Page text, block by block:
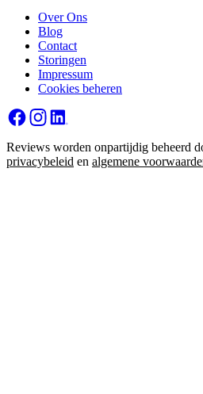
Over Ons
Blog
Contact
Storingen
Impressum
Cookies beheren
Reviews worden onpartijdig beheerd
privacybeleid en algemene